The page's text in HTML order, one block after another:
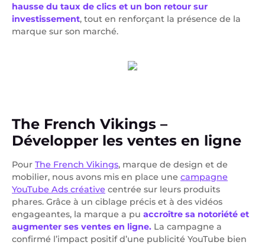
hausse du taux de clics et un bon retour sur
investissement, tout en renforçant la présence de la
marque sur son marché.
The French Vikings –
Développer les ventes en ligne
Pour The French Vikings, marque de design et de
mobilier, nous avons mis en place une campagne
YouTube Ads créative centrée sur leurs produits
phares. Grâce à un ciblage précis et à des vidéos
engageantes, la marque a pu accroître sa notoriété et
augmenter ses ventes en ligne. La campagne a
confirmé l’impact positif d’une publicité YouTube bien